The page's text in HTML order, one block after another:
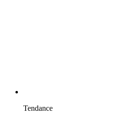
Tendance